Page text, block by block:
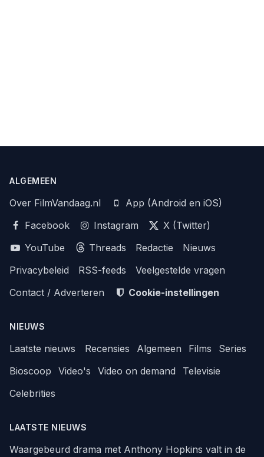
ALGEMEEN
Over FilmVandaag.nl
App (Android en iOS)
Facebook
Instagram
X (Twitter)
YouTube
Threads Redactie
Nieuws
Privacybeleid
RSS-feeds
Veelgestelde vragen
Contact / Adverteren
Cookie-instellingen
NIEUWS
Laatste nieuws Recensies Algemeen Films
Series
Bioscoop
Video's Video on demand
Televisie
Celebrities
LAATSTE NIEUWS
Waargebeurd drama met Anthony Hopkins valt in de